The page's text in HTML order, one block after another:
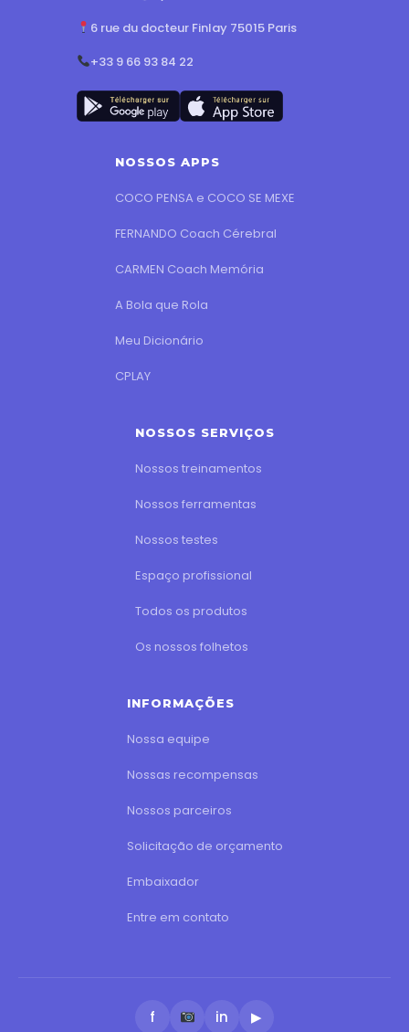
6 rue du docteur Finlay 75015 Paris
+33 9 66 93 84 22
NOSSOS APPS
COCO PENSA e COCO SE MEXE
FERNANDO Coach Cérebral
CARMEN Coach Memória
A Bola que Rola
Meu Dicionário
CPLAY
NOSSOS SERVIÇOS
Nossos treinamentos
Nossos ferramentas
Nossos testes
Espaço profissional
Todos os produtos
Os nossos folhetos
INFORMAÇÕES
Nossa equipe
Nossas recompensas
Nossos parceiros
Solicitação de orçamento
Embaixador
Entre em contato
f in ▶